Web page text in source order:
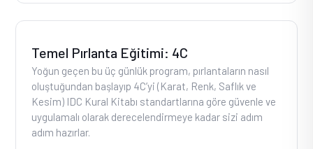
Temel Pırlanta Eğitimi: 4C
Yoğun geçen bu üç günlük program, pırlantaların nasıl
oluştuğundan başlayıp 4C’yi (Karat, Renk, Saflık ve
Kesim) IDC Kural Kitabı standartlarına göre güvenle ve
uygulamalı olarak derecelendirmeye kadar sizi adım
adım hazırlar.